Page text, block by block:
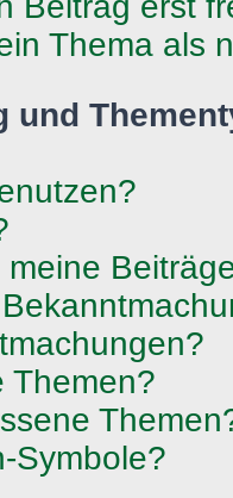
Thema als
und
Themen?
Symbole?